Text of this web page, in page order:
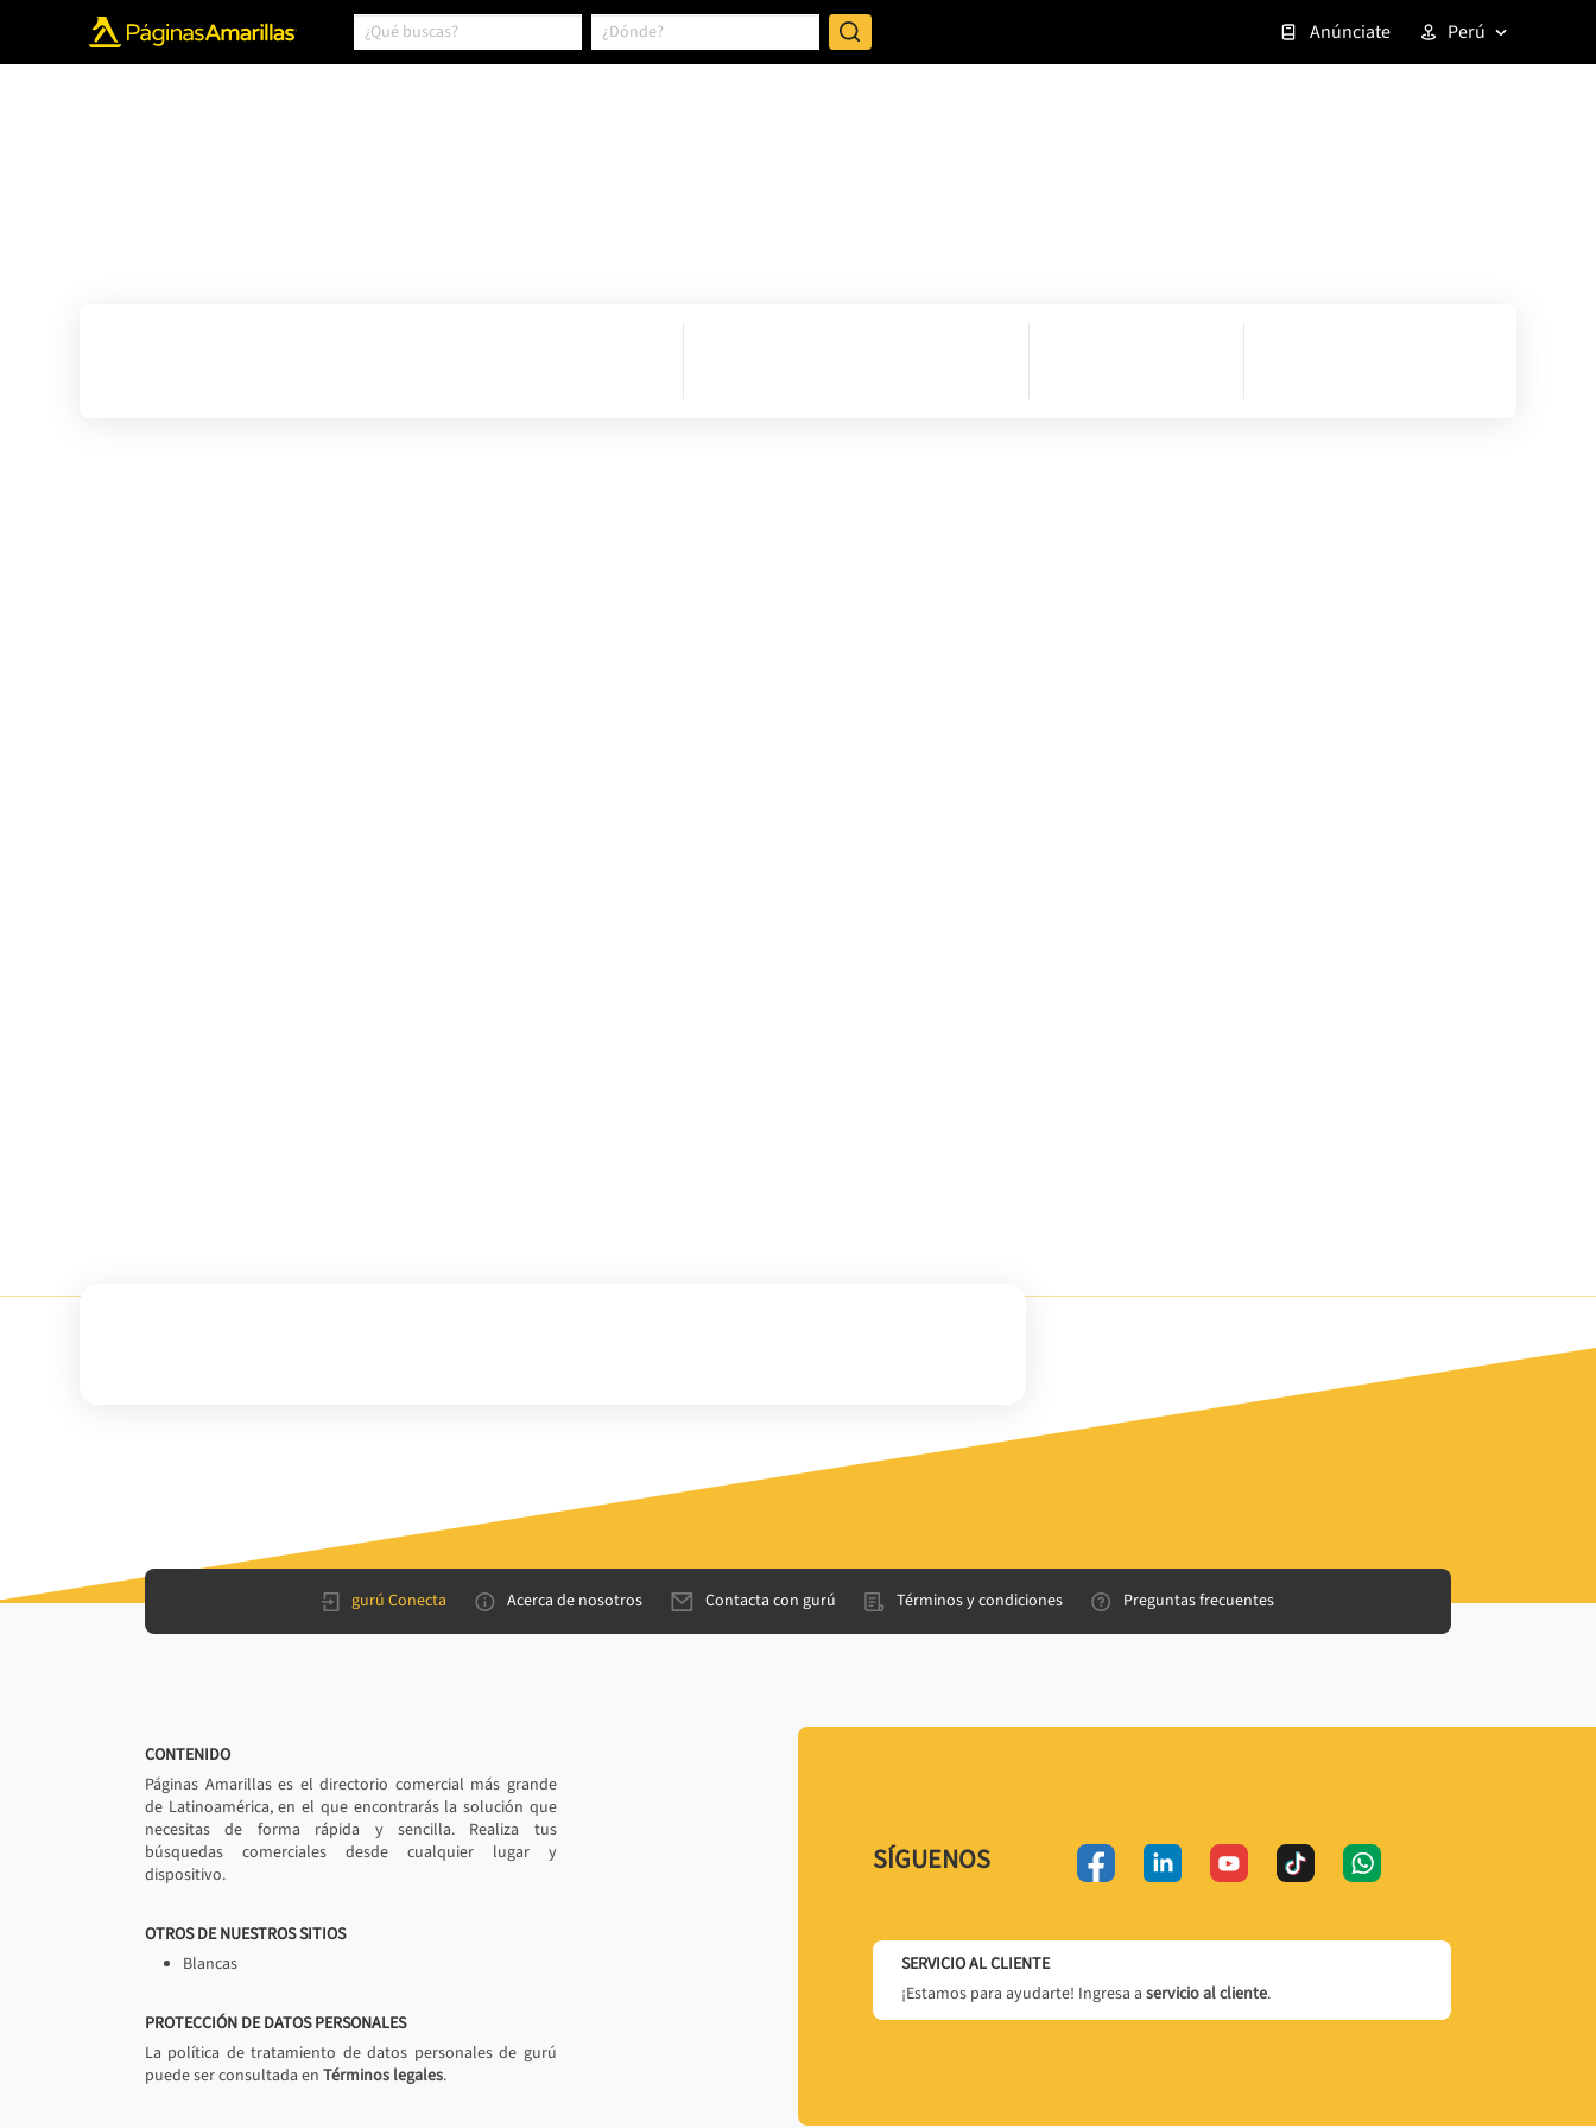
Anúnciate Perú
gurú Conecta Acerca de nosotros Contacta con gurú Términos y condiciones Preguntas frecuentes
CONTENIDO
Páginas Amarillas es el directorio comercial más grande
de Latinoamérica, en el que encontrarás la solución que
necesitas de forma rápida y sencilla. Realiza tus
búsquedas comerciales desde cualquier lugar y
dispositivo.
OTROS DE NUESTROS SITIOS
Blancas
PROTECCIÓN DE DATOS PERSONALES
La política de tratamiento de datos personales de gurú
puede ser consultada en Términos legales.
SÍGUENOS
SERVICIO AL CLIENTE
¡Estamos para ayudarte! Ingresa a servicio al cliente.